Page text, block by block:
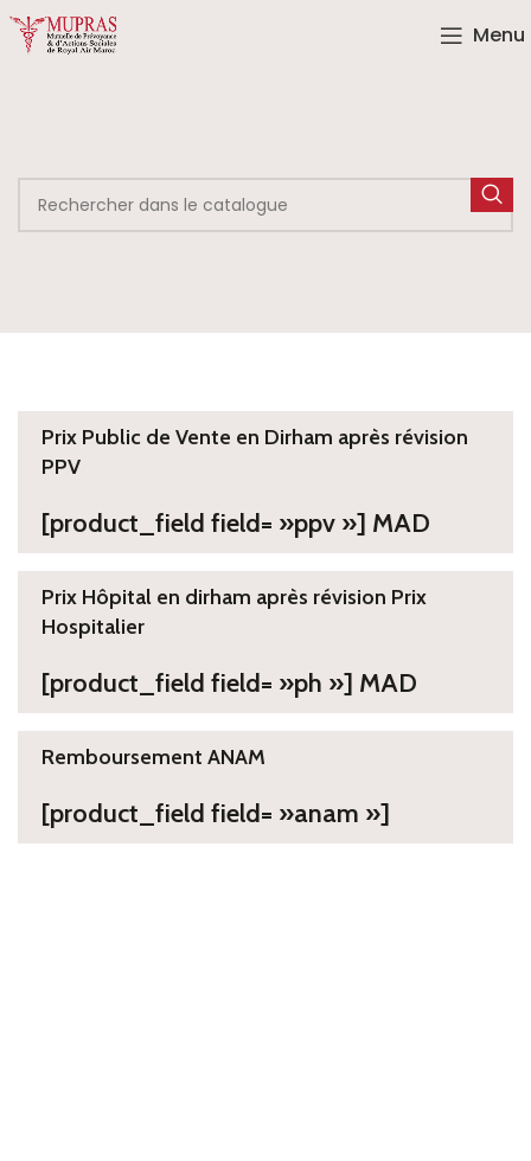
Menu
Prix Public de Vente en Dirham après révision
PPV
[product_field field= »ppv »] MAD
Prix Hôpital en dirham après révision Prix
Hospitalier
[product_field field= »ph »] MAD
Remboursement ANAM
[product_field field= »anam »]